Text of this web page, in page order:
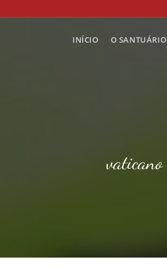
INÍCIO O SANTUÁRIO
vaticano